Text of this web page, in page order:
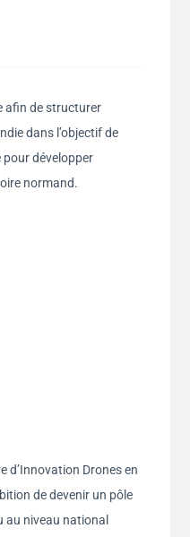
afin de structurer
dans l’objectif de
développer
normand.
d’Innovation Drones en
de devenir un pôle
au niveau national